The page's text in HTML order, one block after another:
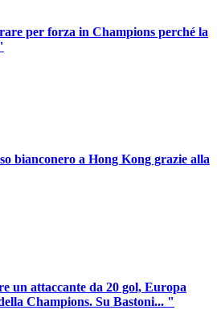
per forza in Champions perché la
bianconero a Hong Kong grazie alla
un attaccante da 20 gol, Europa
Champions. Su Bastoni... "